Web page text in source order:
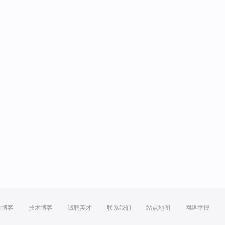
博客 技术博客 诚聘英才 联系我们 站点地图 网络举报